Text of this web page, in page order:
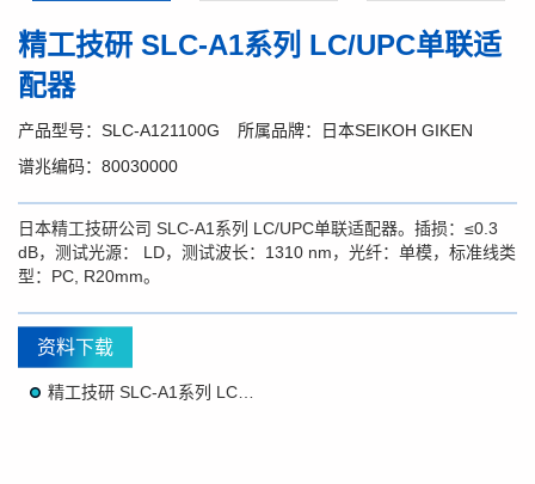
精工技研 SLC-A1系列 LC/UPC单联适
配器
产品型号：SLC-A121100G
所属品牌：日本SEIKOH GIKEN
谱兆编码：80030000
日本精工技研公司 SLC-A1系列 LC/UPC单联适配器。插损：≤0.3
dB，测试光源： LD，测试波长：1310 nm，光纤：单模，标准线类
型：PC, R20mm。
资料下载